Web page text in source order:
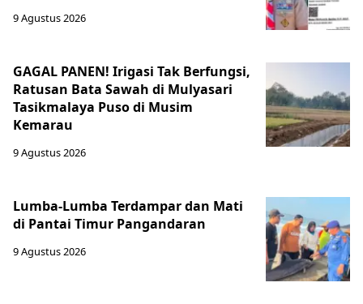
9 Agustus 2026
GAGAL PANEN! Irigasi Tak Berfungsi,
Ratusan Bata Sawah di Mulyasari
Tasikmalaya Puso di Musim
Kemarau
9 Agustus 2026
Lumba-Lumba Terdampar dan Mati
di Pantai Timur Pangandaran
9 Agustus 2026